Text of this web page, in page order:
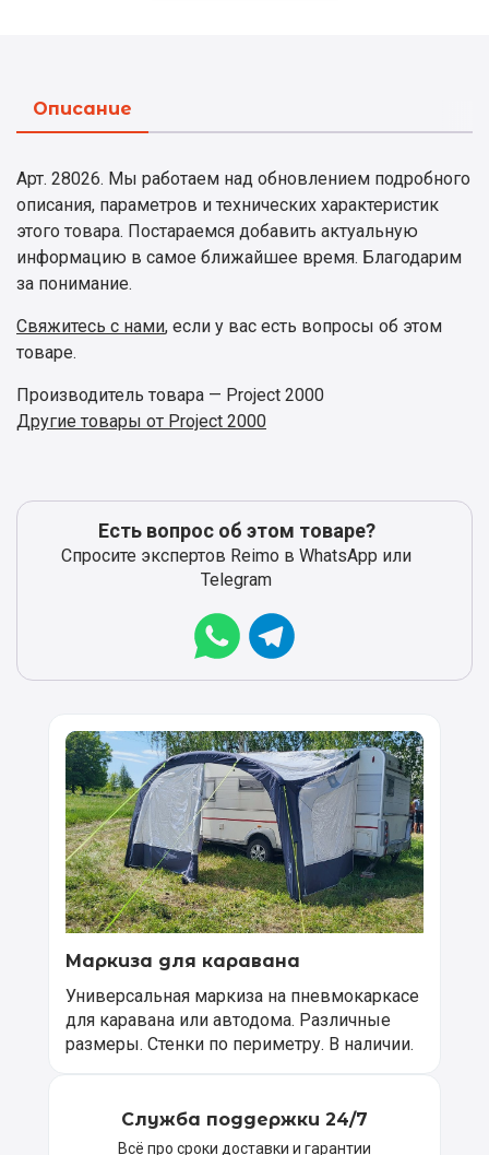
Описание
Арт. 28026. Мы работаем над обновлением подробного
описания, параметров и технических характеристик
этого товара. Постараемся добавить актуальную
информацию в самое ближайшее время. Благодарим
за понимание.
Свяжитесь с нами, если у вас есть вопросы об этом
товаре.
Производитель товара — Project 2000
Другие товары от Project 2000
Есть вопрос об этом товаре?
Спросите экспертов Reimo в WhatsApp или
Telegram
Маркиза для каравана
Универсальная маркиза на пневмокаркасе
для каравана или автодома. Различные
размеры. Стенки по периметру. В наличии.
Служба поддержки 24/7
Всё про сроки доставки и гарантии